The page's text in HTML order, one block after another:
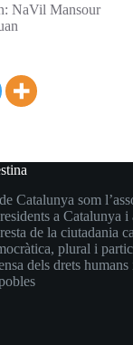
NaVil Mansour
Catalunya som
a Catalunya i
de la ciutadania
plural i
dels drets humans